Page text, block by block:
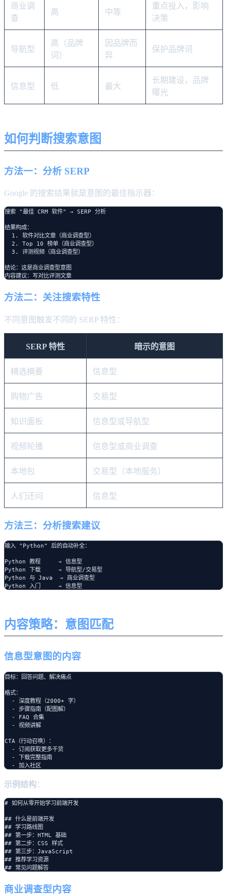
商业调
查
高 中等
重点投入，影响
决策
导航型
高（品牌
词）
因品牌而
异
保护品牌词
信息型 低 最大
长期建设，品牌
曝光
如何判断搜索意图
方法一：分析 SERP
Google 的搜索结果就是意图的最佳指示器：
搜索 "最佳 CRM 软件" → SERP 分析
结果构成：
  1. 软件对比文章（商业调查型）
  2. Top 10 榜单（商业调查型）
  3. 评测视频（商业调查型）
结论：这是商业调查型意图
方法二：关注搜索特性
不同意图触发不同的 SERP 特性：
SERP 特性 暗示的意图
精选摘要 信息型
购物广告 交易型
知识面板 信息型或导航型
视频轮播 信息型或商业调查
本地包 交易型（本地服务）
人们还问 信息型
方法三：分析搜索建议
输入 "Python" 后的自动补全：
Python 教程     → 信息型
Python 下载     → 导航型/交易型
Python 与 Java  → 商业调查型
内容策略：意图匹配
信息型意图的内容
目标：回答问题、解决痛点
格式：
  - 深度教程（2000+ 字）
  - 步骤指南（配图解）
  - FAQ 合集
  - 视频讲解
CTA（行动召唤）：
  - 订阅获取更多干货
  - 下载完整指南
示例结构：
# 如何从零开始学习前端开发
## 什么是前端开发
## 学习路线图
## 第一步：HTML 基础
## 第二步：CSS 样式
## 第三步：JavaScript
## 推荐学习资源
商业调查型内容